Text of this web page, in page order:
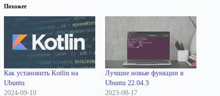
Похожее
Как установить Kotlin на
Ubuntu
2024-09-10
Лучшие новые функции в
Ubuntu 22.04.3
2023-08-17